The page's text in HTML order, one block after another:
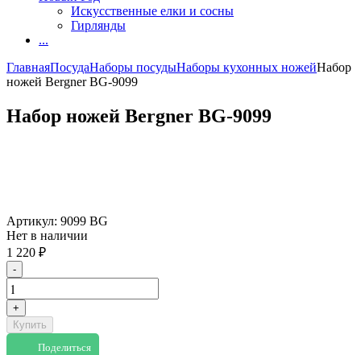
Искусственные елки и сосны
Гирлянды
...
ГлавнаяПосудаНаборы посудыНаборы кухонных ножейНабор
ножей Bergner BG-9099
Набор ножей Bergner BG-9099
Артикул: 9099 BG
Нет в наличии
1 220 ₽
-
+
Купить
Поделиться